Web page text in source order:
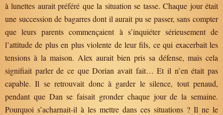
à lunettes aurait préféré que la situation se tasse. Chaque jour était
une succession de bagarres dont il aurait pu se passer, sans compter
que leurs parents commençaient à s’inquiéter sérieusement de
l’attitude de plus en plus violente de leur fils, ce qui exacerbait les
tensions à la maison. Alex aurait bien pris sa défense, mais cela
signifiait parler de ce que Dorian avait fait… Et il n’en était pas
capable. Il se retrouvait donc à garder le silence, tout penaud,
pendant que Dan se faisait gronder chaque jour de la semaine.
Pourquoi s’acharnait-il à les mettre dans ces situations ? Il ne le